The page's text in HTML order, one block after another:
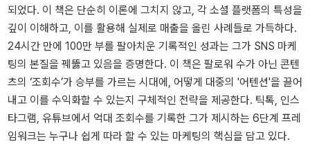
되었다. 이 책은 단순히 이론에 그치지 않고, 각 소셜 플랫폼의 특성을
깊이 이해하고, 이를 활용해 실제로 매출을 올린 사례들로 가득하다.
24시간 만에 100만 부를 팔아치운 기록적인 성과는 그가 SNS 마케
팅의 본질을 꿰뚫고 있음을 증명한다. 이 책은 팔로워 수가 아닌 콘텐
츠의 ‘조회수’가 승부를 가르는 시대에, 어떻게 대중의 '어텐션'을 끌어
내고 이를 수익화할 수 있는지 구체적인 전략을 제공한다. 틱톡, 인스
타그램, 유튜브에서 억대 조회수를 기록한 그가 제시하는 6단계 프레
임워크는 누구나 쉽게 따라 할 수 있는 마케팅의 핵심을 담고 있다.